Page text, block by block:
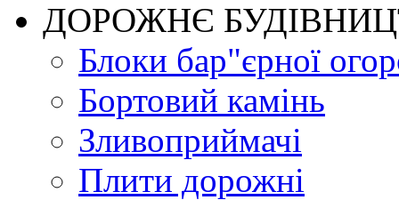
ДОРОЖНЄ
Блоки бар"єрної
Бортовий камінь
Зливоприймачі
Плити дорожні